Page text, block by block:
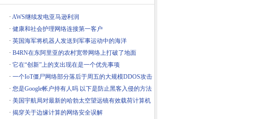
· AWS继续发电亚马逊利润
· 健康和社会护理网络连接第一客户
· 英国海军将机器人发送到军事运动中的海洋
· B4RN在东阿里亚的农村宽带网络上打破了地面
· 它在“创新”上的支出现在是一个优先事项
· 一个IoT僵尸网络部分落后于周五的大规模DDOS攻击
· 您是Google帐户持有人吗 以下是防止黑客入侵的方法
· 美国宇航局对最新的哈勃太空望远镜有效载荷计算机
· 揭穿关于边缘计算的网络安全误解